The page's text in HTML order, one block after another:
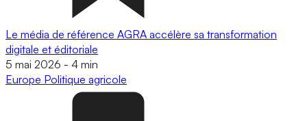
Le média de référence AGRA accélère sa transformation
digitale et éditoriale
5 mai 2026 - 4 min
Europe Politique agricole